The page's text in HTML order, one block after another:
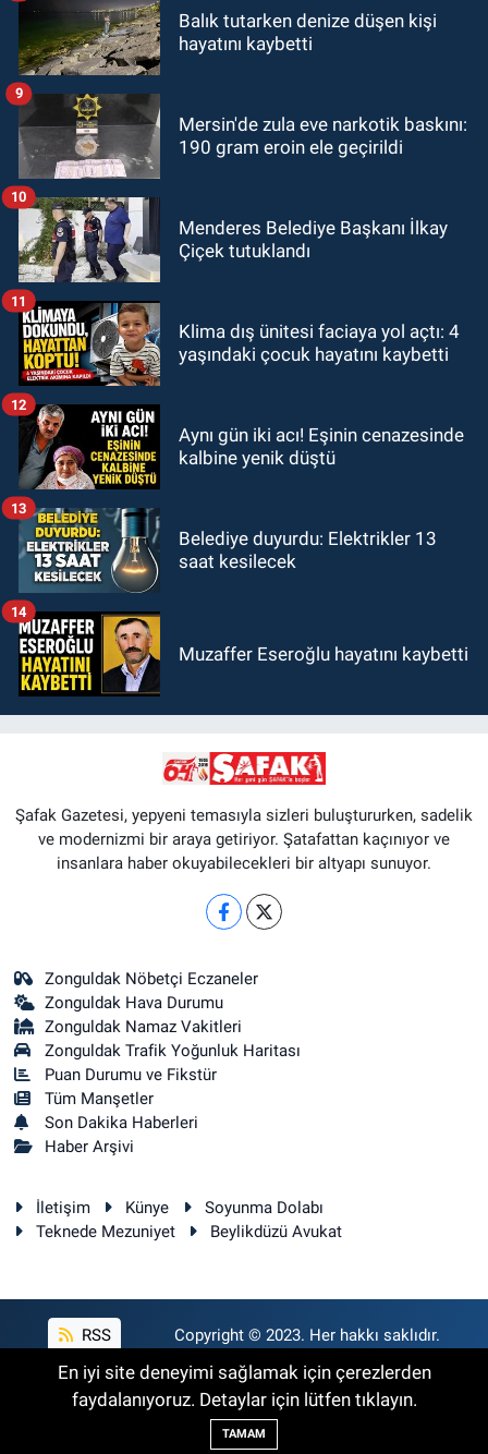
Balık tutarken denize düşen kişi
hayatını kaybetti
Mersin'de zula eve narkotik baskını:
190 gram eroin ele geçirildi
9
Menderes Belediye Başkanı İlkay
Çiçek tutuklandı
10
Klima dış ünitesi faciaya yol açtı: 4
yaşındaki çocuk hayatını kaybetti
11
Aynı gün iki acı! Eşinin cenazesinde
kalbine yenik düştü
12
Belediye duyurdu: Elektrikler 13
saat kesilecek
13
Muzaffer Eseroğlu hayatını kaybetti
14
Şafak Gazetesi, yepyeni temasıyla sizleri buluştururken, sadelik
ve modernizmi bir araya getiriyor. Şatafattan kaçınıyor ve
insanlara haber okuyabilecekleri bir altyapı sunuyor.
Zonguldak Nöbetçi Eczaneler
Zonguldak Hava Durumu
Zonguldak Namaz Vakitleri
Zonguldak Trafik Yoğunluk Haritası
Puan Durumu ve Fikstür
Tüm Manşetler
Son Dakika Haberleri
Haber Arşivi
İletişim Künye
Soyunma Dolabı
Teknede Mezuniyet
Beylikdüzü Avukat
RSS Copyright © 2023. Her hakkı saklıdır.
Haber Yazılımı:TE Bilişim
En iyi site deneyimi sağlamak için çerezlerden
faydalanıyoruz. Detaylar için lütfen tıklayın.
TAMAM